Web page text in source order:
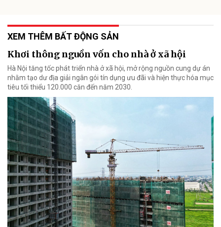
XEM THÊM BẤT ĐỘNG SẢN
Khơi thông nguồn vốn cho nhà ở xã hội
Hà Nội tăng tốc phát triển nhà ở xã hội, mở rộng nguồn cung dự án
nhằm tạo dư địa giải ngân gói tín dụng ưu đãi và hiện thực hóa mục
tiêu tối thiểu 120.000 căn đến năm 2030.